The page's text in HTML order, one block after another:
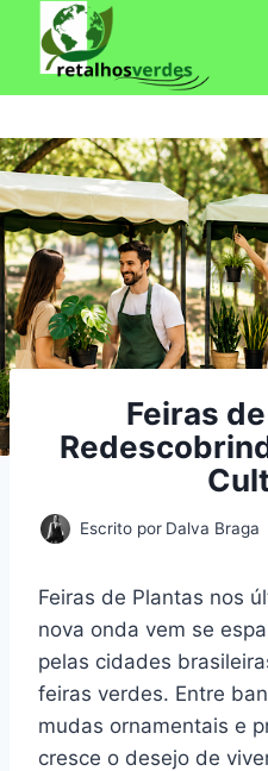
para
Feiras
Escrito por Dalva Braga
Feiras de Plantas nos
nova onda vem se
pelas cidades
feiras verdes. Entre
mudas ornamentais e
cresce o desejo de